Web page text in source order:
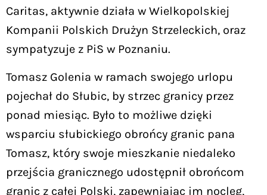
Caritas, aktywnie działa w Wielkopolskiej
Kompanii Polskich Drużyn Strzeleckich, oraz
sympatyzuje z PiS w Poznaniu.
Tomasz Golenia w ramach swojego urlopu
pojechał do Słubic, by strzec granicy przez
ponad miesiąc. Było to możliwe dzięki
wsparciu słubickiego obrońcy granic pana
Tomasz, który swoje mieszkanie niedaleko
przejścia granicznego udostępnił obrońcom
granic z całej Polski, zapewniając im nocleg,